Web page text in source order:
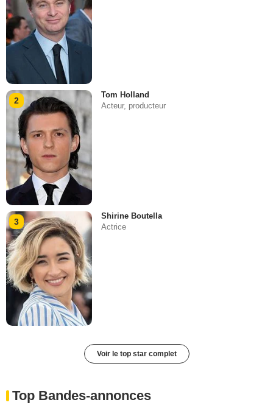
2
Tom Holland
Acteur, producteur
3
Shirine Boutella
Actrice
Voir le top star complet
Top Bandes-annonces